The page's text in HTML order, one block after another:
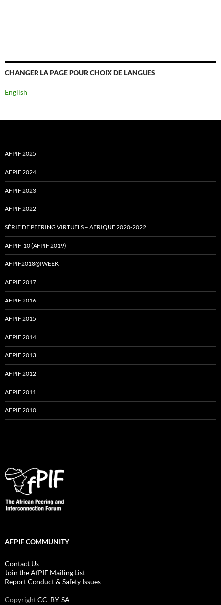
CHANGER LA PAGE POUR CHOIX DE LANGUES
English
AFPIF 2025
AFPIF 2024
AFPIF 2023
AFPIF 2022
SÉRIE DE PEERING VIRTUELS – AFRIQUE 2020-2022
AFPIF-10 (AFPIF 2019)
AFPIF2018@IWEEK
AFPIF 2017
AFPIF 2016
AFPIF 2015
AFPIF 2014
AFPIF 2013
AFPIF 2012
AFPIF 2011
AFPIF 2010
AFPIF COMMUNITY
Contact Us
Join the AfPIF Mailing List
Report Conduct & Safety Issues
CopyrightCC_BY-SA